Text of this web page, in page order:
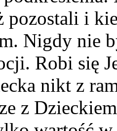
pozostali i
Nigdy nie
Robi się
nikt z
z